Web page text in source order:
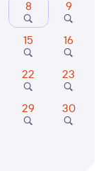
8 9
15 16
22 23
29 30